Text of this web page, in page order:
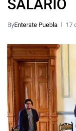
SALARIO
ByEnterate Puebla 17